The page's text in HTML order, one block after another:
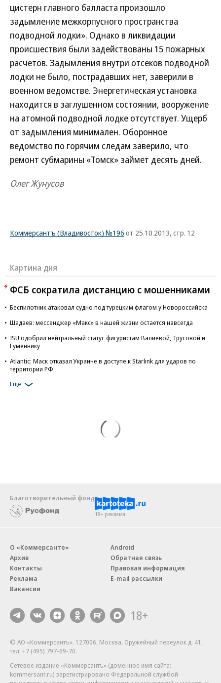
цистерн главного балласта произошло
задымление межкорпусного пространства
подводной лодки». Однако в ликвидации
происшествия были задействованы 15 пожарных
расчетов. Задымления внутри отсеков подводной
лодки не было, пострадавших нет, заверили в
военном ведомстве. Энергетическая установка
находится в заглушенном состоянии, вооружение
на атомной подводной лодке отсутствует. Ущерб
от задымления минимален. Оборонное
ведомство по горячим следам заверило, что
ремонт субмарины «Томск» займет десять дней.
Олег Жунусов
Коммерсантъ (Владивосток) №196 от 25.10.2013, стр. 12
Картина дня
ФСБ сократила дистанцию с мошенниками
Беспилотник атаковал судно под турецким флагом у Новороссийска
Шадаев: мессенджер «Макс» в нашей жизни остается навсегда
ISU одобрил нейтральный статус фигуристам Валиевой, Трусовой и
Гуменнику
Atlantic: Маск отказал Украине в доступе к Starlink для ударов по
территории РФ
Еще
Благотворительный фонд
18+ реклама
О «Коммерсанте»
Архив
Контакты
Реклама
Вакансии
Android
Обратная связь
Правовая информация
E-mail рассылки
18+
© АО «Коммерсантъ». 127006, Москва, Оружейный переулок д. 41,
тел. +7 (495) 797-69-70.
Сетевое издание «Коммерсантъ» (доменное имя сайта:
kommersant.ru) зарегистрировано Федеральной службой